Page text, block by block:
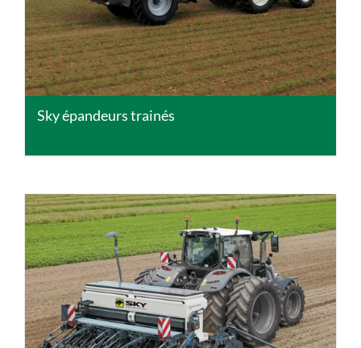
Sky épandeurs trainés
DETAILS